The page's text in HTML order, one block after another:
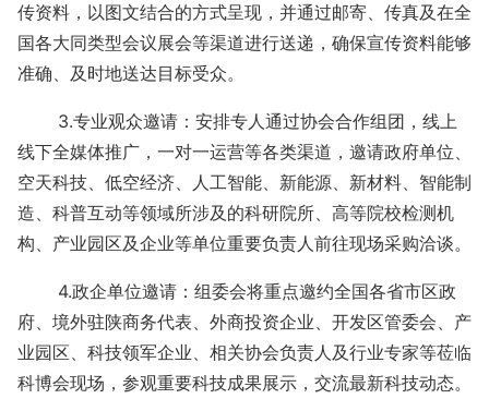
传资料，以图文结合的方式呈现，并通过邮寄、传真及在全
国各大同类型会议展会等渠道进行送递，确保宣传资料能够
准确、及时地送达目标受众。
3.专业观众邀请：安排专人通过协会合作组团，线上
线下全媒体推广，一对一运营等各类渠道，邀请政府单位、
空天科技、低空经济、人工智能、新能源、新材料、智能制
造、科普互动等领域所涉及的科研院所、高等院校检测机
构、产业园区及企业等单位重要负责人前往现场采购洽谈。
4.政企单位邀请：组委会将重点邀约全国各省市区政
府、境外驻陕商务代表、外商投资企业、开发区管委会、产
业园区、科技领军企业、相关协会负责人及行业专家等莅临
科博会现场，参观重要科技成果展示，交流最新科技动态。